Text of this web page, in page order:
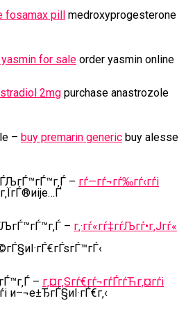
fosamax pill medroxyprogesterone
for sale order yasmin online
2mg purchase anastrozole
– buy premarin generic buy alesse
– гѓ—гѓ¬гѓ‰гѓ‹гѓі
– г‚·гѓ«гѓ‡гѓЉгѓ•г‚Јгѓ«
– г‚¤г‚Ѕгѓ€гѓ¬гѓЃгѓЋг‚¤гѓі
и–¬е±ЂгЃ§иІ·гЃ€г‚‹